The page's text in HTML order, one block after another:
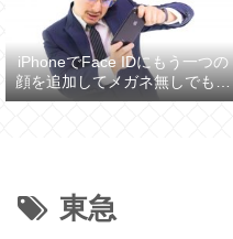
iPhoneでFace IDにもう一つの
顔を追加してメガネ無しでも認
証させる
東急